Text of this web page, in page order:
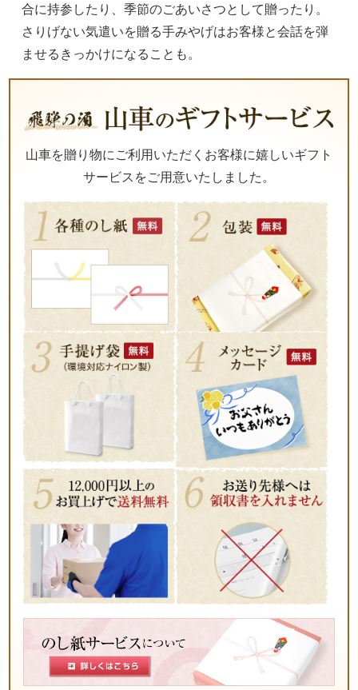
合に持参したり、季節のごあいさつとして贈ったり。
さりげない気遣いを贈る手みやげはお客様と会話を弾
ませるきっかけになることも。
山車を贈り物にご利用いただくお客様に嬉しいギフト
サービスをご用意いたしました。